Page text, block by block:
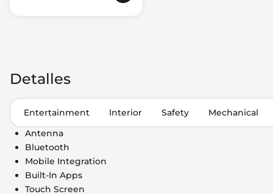
Detalles
Entertainment Interior Safety
Mechanical
Antenna
Bluetooth
Mobile Integration
Built-In Apps
Touch Screen